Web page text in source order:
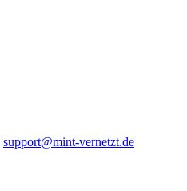
support@mint-vernetzt.de